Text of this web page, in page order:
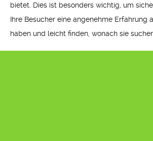
bietet. Dies ist besonders wichtig, um
Ihre Besucher eine angenehme Erfahrung
haben und leicht finden, wonach sie